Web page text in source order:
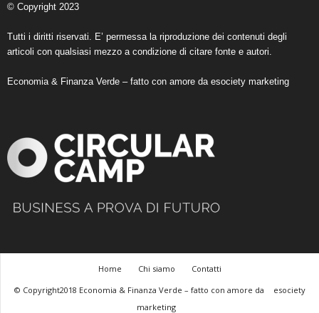
© Copyright 2023
Tutti i diritti riservati. E’ permessa la riproduzione dei contenuti degli
articoli con qualsiasi mezzo a condizione di citare fonte e autori.
Economia & Finanza Verde – fatto con amore da esociety marketing
Home Chi siamo
Contatti
© Copyright2018 Economia & Finanza Verde – fatto con amore da
esociety
marketing